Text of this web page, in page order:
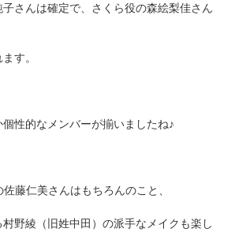
さんは確定で、さくら役の森絵梨佳さん
す。
性的なメンバーが揃いましたね♪
藤仁美さんはもちろんのこと、
野綾（旧姓中田）の派手なメイクも楽し